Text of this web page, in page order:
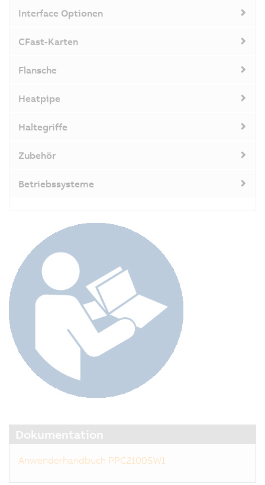
Interface Optionen
CFast-Karten
Flansche
Heatpipe
Haltegriffe
Zubehör
Betriebssysteme
Dokumentation
Anwenderhandbuch PPC2100SW1